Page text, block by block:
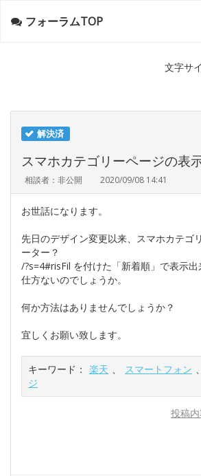
フォーラムTOP
文字サ
解決済
スマホカテゴリーページの表
相談者：非公開 2020/09/08 14:41
お世話になります。
先日のデザイン変更以来、スマホカテゴ
ーター？
/?s=4#risFil を付けた「新着順」で表示出
仕方ないのでしょうか。
何か方法はありませんでしょうか？
宜しくお願い致します。
キーワード： 楽天 、 スマートフォン 、
ジ
投稿